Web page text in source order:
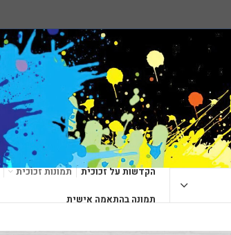
הקדשות על זכוכית תמונות זכוכית
תמונה בהתאמה אישית